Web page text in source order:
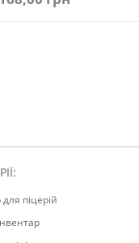
піцерій